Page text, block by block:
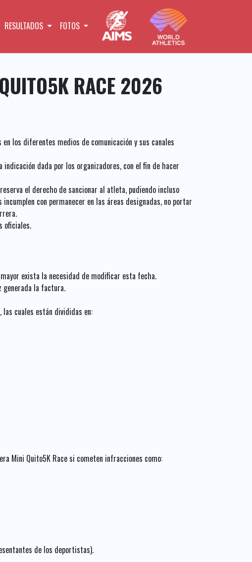
RESULTADOS FOTOS
RACE 2026
los diferentes medios de comunicación y sus canales
dada por los organizadores, con el fin de hacer
el derecho de sancionar al atleta, pudiendo incluso
con permanecer en las áreas designadas, no portar
oficiales.
exista la necesidad de modificar esta fecha.
generada la factura.
cuales están divididas en:
Mini Quito5K Race si cometen infracciones como:
de los deportistas).